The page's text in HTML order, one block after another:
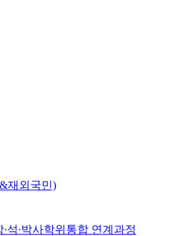
재외국민)
석·박사학위통합 연계과정